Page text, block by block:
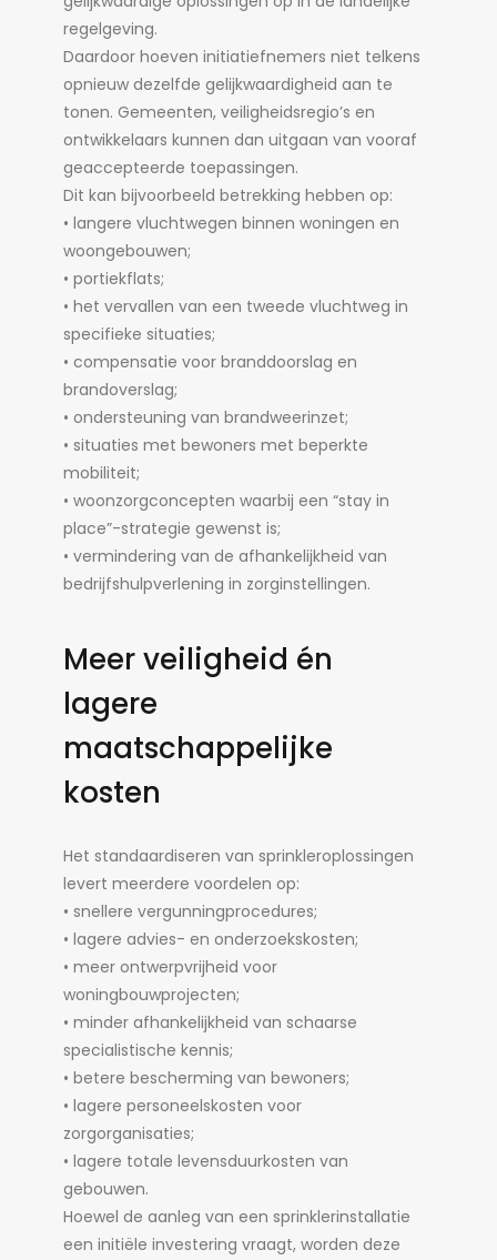
regelgeving.
Daardoor hoeven initiatiefnemers niet telkens
opnieuw dezelfde gelijkwaardigheid aan te
tonen. Gemeenten, veiligheidsregio’s en
ontwikkelaars kunnen dan uitgaan van vooraf
geaccepteerde toepassingen.
Dit kan bijvoorbeeld betrekking hebben op:
• langere vluchtwegen binnen woningen en
woongebouwen;
• portiekflats;
• het vervallen van een tweede vluchtweg in
specifieke situaties;
• compensatie voor branddoorslag en
brandoverslag;
• ondersteuning van brandweerinzet;
• situaties met bewoners met beperkte
mobiliteit;
• woonzorgconcepten waarbij een “stay in
place”-strategie gewenst is;
• vermindering van de afhankelijkheid van
bedrijfshulpverlening in zorginstellingen.
Meer veiligheid én
lagere
maatschappelijke
kosten
Het standaardiseren van sprinkleroplossingen
levert meerdere voordelen op:
• snellere vergunningprocedures;
• lagere advies- en onderzoekskosten;
• meer ontwerpvrijheid voor
woningbouwprojecten;
• minder afhankelijkheid van schaarse
specialistische kennis;
• betere bescherming van bewoners;
• lagere personeelskosten voor
zorgorganisaties;
• lagere totale levensduurkosten van
gebouwen.
Hoewel de aanleg van een sprinklerinstallatie
een initiële investering vraagt, worden deze